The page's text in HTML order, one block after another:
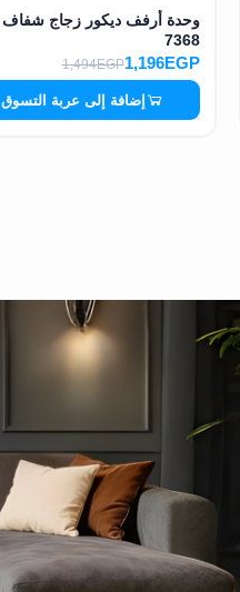
7368
1,196EGP
1,494EGP
إضافة إلى عربة التسوق